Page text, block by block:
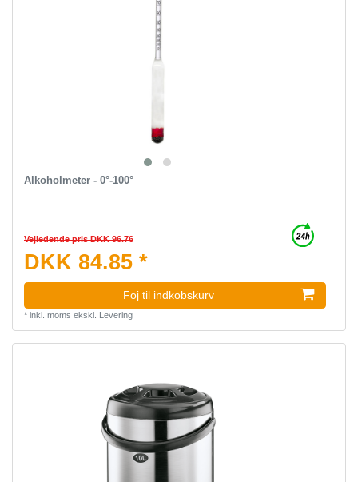
Alkoholmeter - 0°-100°
Vejledende pris DKK 96.76
DKK 84.85 *
Foj til indkobskurv
* inkl. moms ekskl. Levering